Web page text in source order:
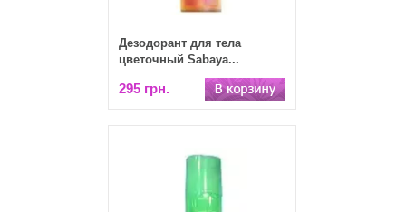
Дезодорант для тела
цветочный Sabaya...
295 грн.